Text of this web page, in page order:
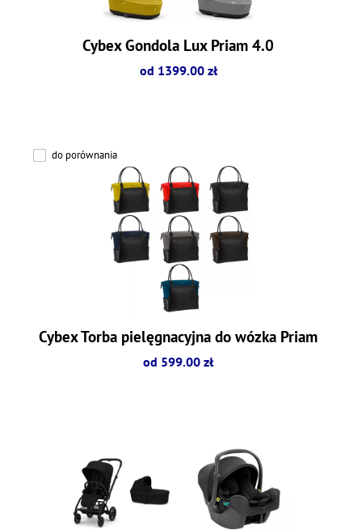
Cybex Gondola Lux Priam 4.0
od 1399.00 zł
do porównania
Cybex Torba pielęgnacyjna do wózka Priam
od 599.00 zł